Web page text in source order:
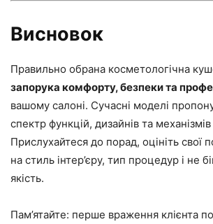
Висновок
Правильно обрана косметологічна
запорука комфорту, безпеки та
вашому салоні. Сучасні моделі
спектр функцій, дизайнів та
Прислухайтеся до порад, оцініть свої
на стиль інтер’єру, тип процедур і не
якість.
Пам’ятайте: перше враження клієнта